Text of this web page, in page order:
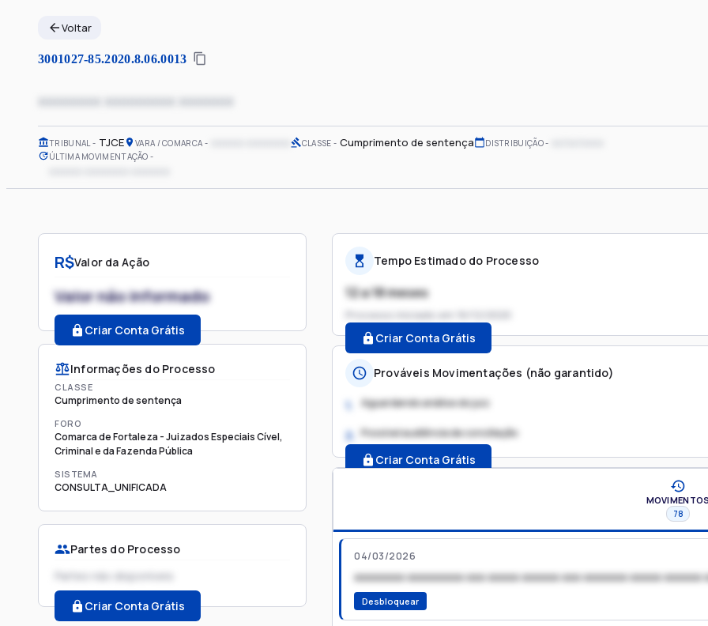
Voltar
3001027-85.2020.8.06.0013
xxxxxxxx xxxxxxxxx xxxxxxx
TRIBUNAL TJCE VARA / COMARCA CLASSE Cumprimento de sentença DISTRIBUIÇÃO
ÚLTIMA MOVIMENTAÇÃO
R$Valor da Ação
Valor não informado
Criar Conta Grátis
Informações do Processo
CLASSE
Cumprimento de sentença
FORO
Comarca de Fortaleza - Juizados Especiais Cível,
Criminal e da Fazenda Pública
SISTEMA
CONSULTA_UNIFICADA
Partes do Processo
Partes não disponíveis
Criar Conta Grátis
Tempo Estimado do Processo
12 a 18 meses
Processo iniciado em
Criar Conta Grátis
Prováveis Movimentações (não garantido)
1. Aguardando análise do juiz
2. Possível audiência de conciliação
Criar Conta Grátis
MOVIMENTOS
78
04/03/2026
xxxxxxxx xxxxxxxxx xxx xxxxx xxxxxx xxx xxxxxxx xxxxx xxxxxx
Desbloquear